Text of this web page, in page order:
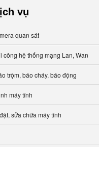
vụ
quan sát
công hệ thống mạng Lan, Wan
trộm, báo cháy, báo động
máy tính
sửa chữa máy tính